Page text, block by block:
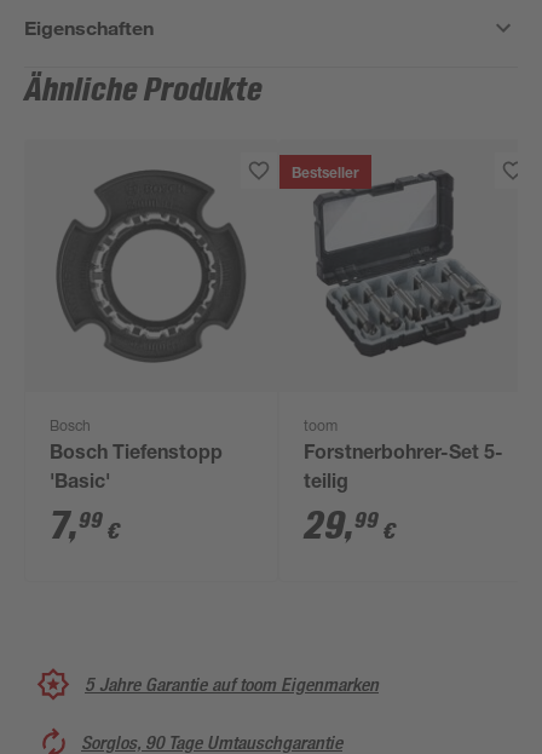
Eigenschaften
Ähnliche Produkte
Bosch
Bosch Tiefenstopp
'Basic'
7,99 €
Bestseller
toom
Forstnerbohrer-Set 5-
teilig
29,99 €
5 Jahre Garantie auf toom Eigenmarken
Sorglos, 90 Tage Umtauschgarantie